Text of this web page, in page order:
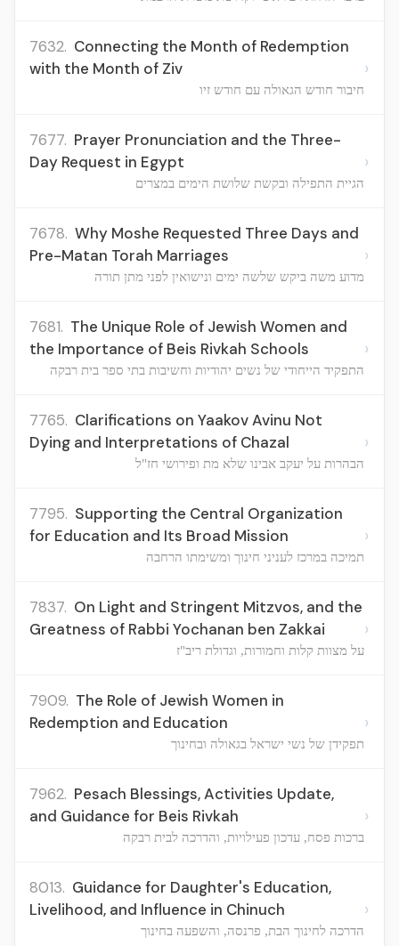
7632. Connecting the Month of Redemption
with the Month of Ziv
חיבור חודש הגאולה עם חודש זיו
›
7677. Prayer Pronunciation and the Three-
Day Request in Egypt
הגיית התפילה ובקשת שלושת הימים במצרים
›
7678. Why Moshe Requested Three Days and
Pre-Matan Torah Marriages
מדוע משה ביקש שלשה ימים ונישואין לפני מתן תורה
›
7681. The Unique Role of Jewish Women and
the Importance of Beis Rivkah Schools
התפקיד הייחודי של נשים יהודיות וחשיבות בתי ספר בית רבקה
›
7765. Clarifications on Yaakov Avinu Not
Dying and Interpretations of Chazal
הבהרות על יעקב אבינו שלא מת ופירושי חז"ל
›
7795. Supporting the Central Organization
for Education and Its Broad Mission
תמיכה במרכז לעניני חינוך ומשימתו הרחבה
›
7837. On Light and Stringent Mitzvos, and the
Greatness of Rabbi Yochanan ben Zakkai
על מצוות קלות וחמורות, וגדולת ריב"ז
›
7909. The Role of Jewish Women in
Redemption and Education
תפקידן של נשי ישראל בגאולה ובחינוך
›
7962. Pesach Blessings, Activities Update,
and Guidance for Beis Rivkah
ברכות פסח, עדכון פעילויות, והדרכה לבית רבקה
›
8013. Guidance for Daughter's Education,
Livelihood, and Influence in Chinuch
הדרכה לחינוך הבת, פרנסה, והשפעה בחינוך
›